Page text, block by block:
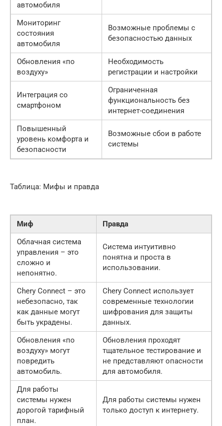
автомобиля
Мониторинг
состояния
автомобиля
Возможные проблемы с
безопасностью данных
Обновления «по
воздуху»
Необходимость
регистрации и настройки
Интеграция со
смартфоном
Ограниченная
функциональность без
интернет-соединения
Повышенный
уровень комфорта и
безопасности
Возможные сбои в работе
системы
Таблица: Мифы и правда
Миф
Правда
Облачная система
управления – это
сложно и
непонятно.
Система интуитивно
понятна и проста в
использовании.
Chery Connect – это
небезопасно, так
как данные могут
быть украдены.
Chery Connect использует
современные технологии
шифрования для защиты
данных.
Обновления «по
воздуху» могут
повредить
автомобиль.
Обновления проходят
тщательное тестирование и
не представляют опасности
для автомобиля.
Для работы
системы нужен
дорогой тарифный
план.
Для работы системы нужен
только доступ к интернету.